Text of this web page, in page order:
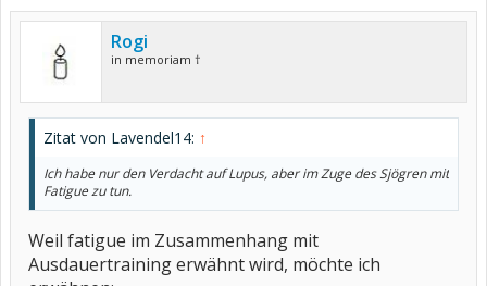
Rogi
in memoriam †
Zitat von Lavendel14: ↑
Ich habe nur den Verdacht auf Lupus, aber im Zuge des Sjögren mit
Fatigue zu tun.
Weil fatigue im Zusammenhang mit
Ausdauertraining erwähnt wird, möchte ich